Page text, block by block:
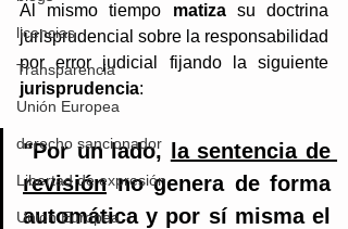
licencias
Transparencia
Unión Europea
derecho sancionador
Libertad de expresión
Unión Europea
Al mismo tiempo matiza su doctrina
jurisprudencial sobre la responsabilidad
jurisprudencia:
"Por un lado,
la sentencia de
revisión no genera de forma
automática y por sí misma el